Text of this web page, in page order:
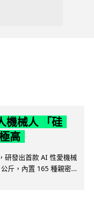
機械人 「硅
高
研發出首款 AI 性愛機械
斤，內置 165 種親密...